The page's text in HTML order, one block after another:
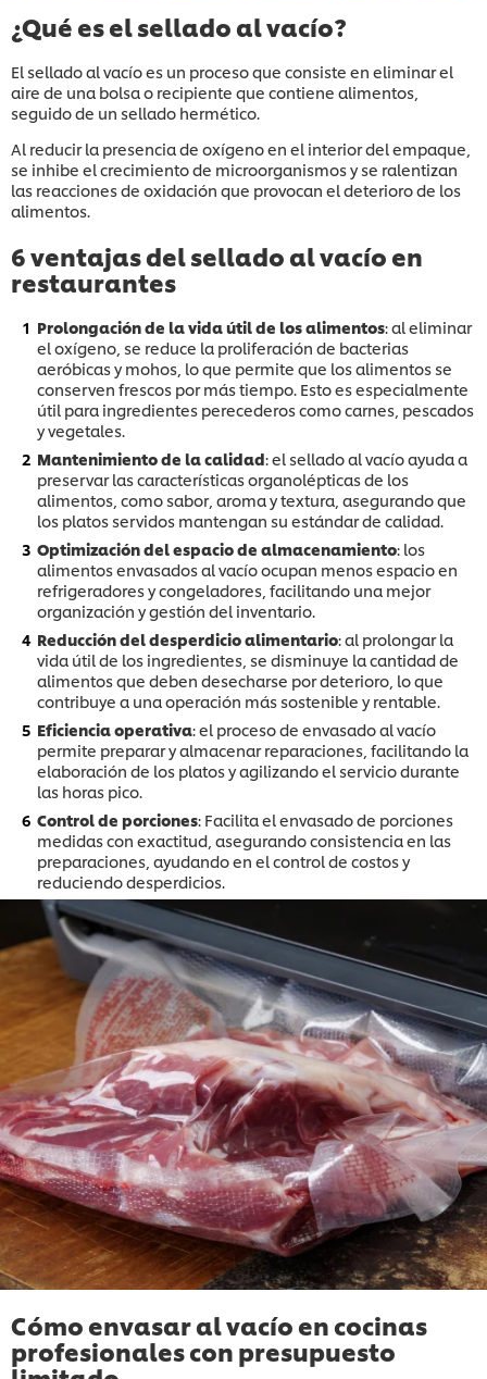
¿Qué es el sellado al vacío?
El sellado al vacío es un proceso que consiste en eliminar el
aire de una bolsa o recipiente que contiene alimentos,
seguido de un sellado hermético.
Al reducir la presencia de oxígeno en el interior del empaque,
se inhibe el crecimiento de microorganismos y se ralentizan
las reacciones de oxidación que provocan el deterioro de los
alimentos.
6 ventajas del sellado al vacío en
restaurantes
Prolongación de la vida útil de los alimentos: al eliminar
el oxígeno, se reduce la proliferación de bacterias
aeróbicas y mohos, lo que permite que los alimentos se
conserven frescos por más tiempo. Esto es especialmente
útil para ingredientes perecederos como carnes, pescados
y vegetales.
Mantenimiento de la calidad: el sellado al vacío ayuda a
preservar las características organolépticas de los
alimentos, como sabor, aroma y textura, asegurando que
los platos servidos mantengan su estándar de calidad.
Optimización del espacio de almacenamiento: los
alimentos envasados al vacío ocupan menos espacio en
refrigeradores y congeladores, facilitando una mejor
organización y gestión del inventario.
Reducción del desperdicio alimentario: al prolongar la
vida útil de los ingredientes, se disminuye la cantidad de
alimentos que deben desecharse por deterioro, lo que
contribuye a una operación más sostenible y rentable.
Eficiencia operativa: el proceso de envasado al vacío
permite preparar y almacenar reparaciones, facilitando la
elaboración de los platos y agilizando el servicio durante
las horas pico.
Control de porciones: Facilita el envasado de porciones
medidas con exactitud, asegurando consistencia en las
preparaciones, ayudando en el control de costos y
reduciendo desperdicios.
Cómo envasar al vacío en cocinas
profesionales con presupuesto